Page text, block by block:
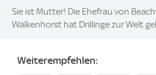
Image:
Sie ist Mutter! Die Ehefrau von
Walkenhorst hat Drillinge zur Welt
Weiterempfehlen: